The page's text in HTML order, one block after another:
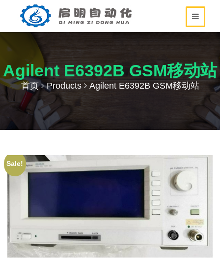
Agilent E6392B GSM移动站
首页 Products Agilent E6392B GSM移动站
Sale!